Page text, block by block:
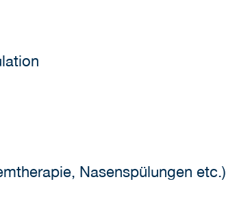
Nasenspülungen etc.)